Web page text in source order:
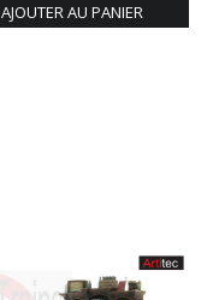
AJOUTER AU PANIER